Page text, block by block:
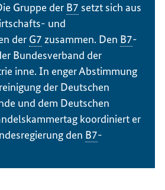
Gruppe der B7 setzt sich aus
und
der G7 zusammen. Den B7-
Bundesverband der
inne. In enger Abstimmung
der Deutschen
und dem Deutschen
koordiniert er
den B7-